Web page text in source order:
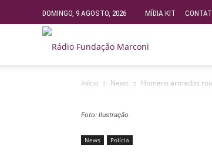
DOMINGO, 9 AGOSTO, 2026 MÍDIA KIT
Fundação
Início News Homens armados
Foto: Ilustração
News Polícia